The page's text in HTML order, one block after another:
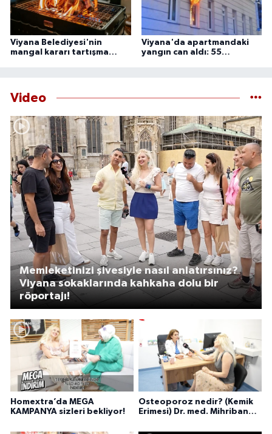
Viyana Belediyesi'nin
mangal kararı tartışma
Viyana'da apartmandaki
yangın can aldı: 55
Video
Homextra’da MEGA
KAMPANYA sizleri bekliyor!
Osteoporoz nedir? (Kemik
Erimesi) Dr. med. Mihriban
Memleketinizi şivesiyle nasıl anlatırsınız?
Viyana sokaklarında kahkaha dolu bir
röportajı!